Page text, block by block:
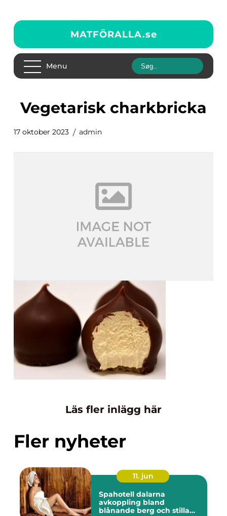
MATFÖRALLA.se
Menu
vegetarisk charkbricka
17 oktober 2023 admin
Läs fler inlägg här
Fler nyheter
11. jun
Spahotell dalarna
avkoppling bland
blånande berg och stilla